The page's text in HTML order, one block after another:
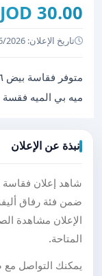
30.00 JOD
تاريخ الإعلان: 09/06/2026
ميه بي الميه فقسة
نبذة عن الإعلان
ضمن فئة رفاق
الإعلان مشاهدة
المتاحة.
يمكنك التواصل مع